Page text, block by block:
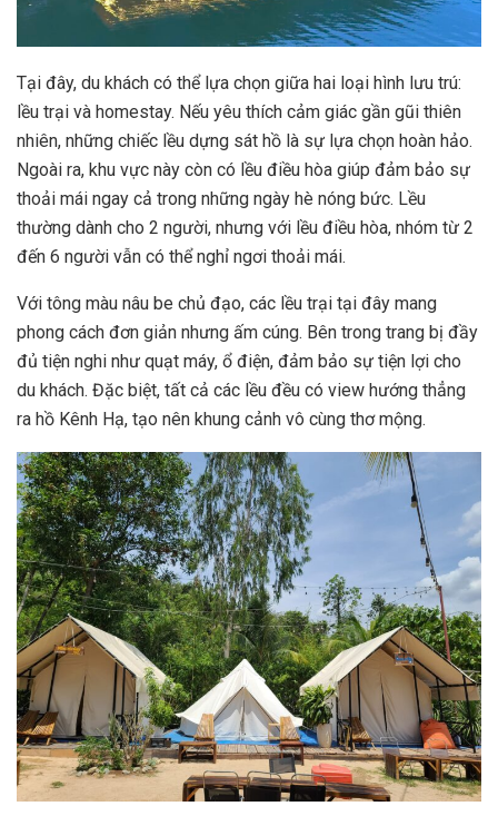
Tại đây, du khách có thể lựa chọn giữa hai loại hình lưu trú:
lều trại và homestay. Nếu yêu thích cảm giác gần gũi thiên
nhiên, những chiếc lều dựng sát hồ là sự lựa chọn hoàn hảo.
Ngoài ra, khu vực này còn có lều điều hòa giúp đảm bảo sự
thoải mái ngay cả trong những ngày hè nóng bức. Lều
thường dành cho 2 người, nhưng với lều điều hòa, nhóm từ 2
đến 6 người vẫn có thể nghỉ ngơi thoải mái.
Với tông màu nâu be chủ đạo, các lều trại tại đây mang
phong cách đơn giản nhưng ấm cúng. Bên trong trang bị đầy
đủ tiện nghi như quạt máy, ổ điện, đảm bảo sự tiện lợi cho
du khách. Đặc biệt, tất cả các lều đều có view hướng thẳng
ra hồ Kênh Hạ, tạo nên khung cảnh vô cùng thơ mộng.